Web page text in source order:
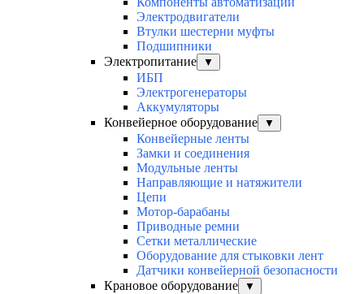
Электродвигатели
Втулки шестерни муфты
Подшипники
Электропитание
▼
ИБП
Электрогенераторы
Аккумуляторы
Конвейерное оборудование
▼
Конвейерные ленты
Замки и соединения
Модульные ленты
Направляющие и натяжители
Цепи
Мотор-барабаны
Приводные ремни
Сетки металлические
Оборудование для стыковки лент
Датчики конвейерной безопасности
Крановое оборудование
▼